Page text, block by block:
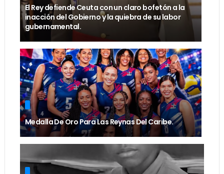
El Rey defiende Ceuta con un claro bofetón a la
inacción del Gobierno y la quiebra de su labor
gubernamental.
Medalla De Oro Para Las Reynas Del Caribe.